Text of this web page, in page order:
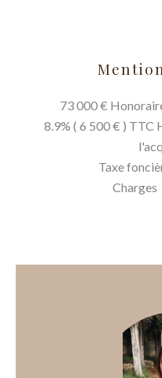
73 000 €
8.9% ( 6 500 € ) TTC
Taxe
Charges